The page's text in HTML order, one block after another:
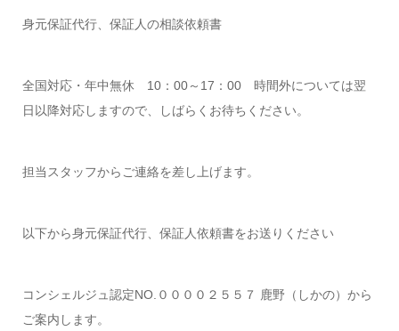
身元保証代行、保証人の相談依頼書
全国対応・年中無休 10：00～17：00 時間外については翌
日以降対応しますので、しばらくお待ちください。
担当スタッフからご連絡を差し上げます。
以下から身元保証代行、保証人依頼書をお送りください
コンシェルジュ認定NO.００００２５５７ 鹿野（しかの）から
ご案内します。